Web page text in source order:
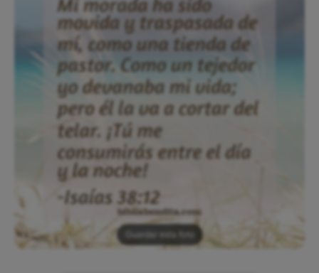
Guardar esta foto